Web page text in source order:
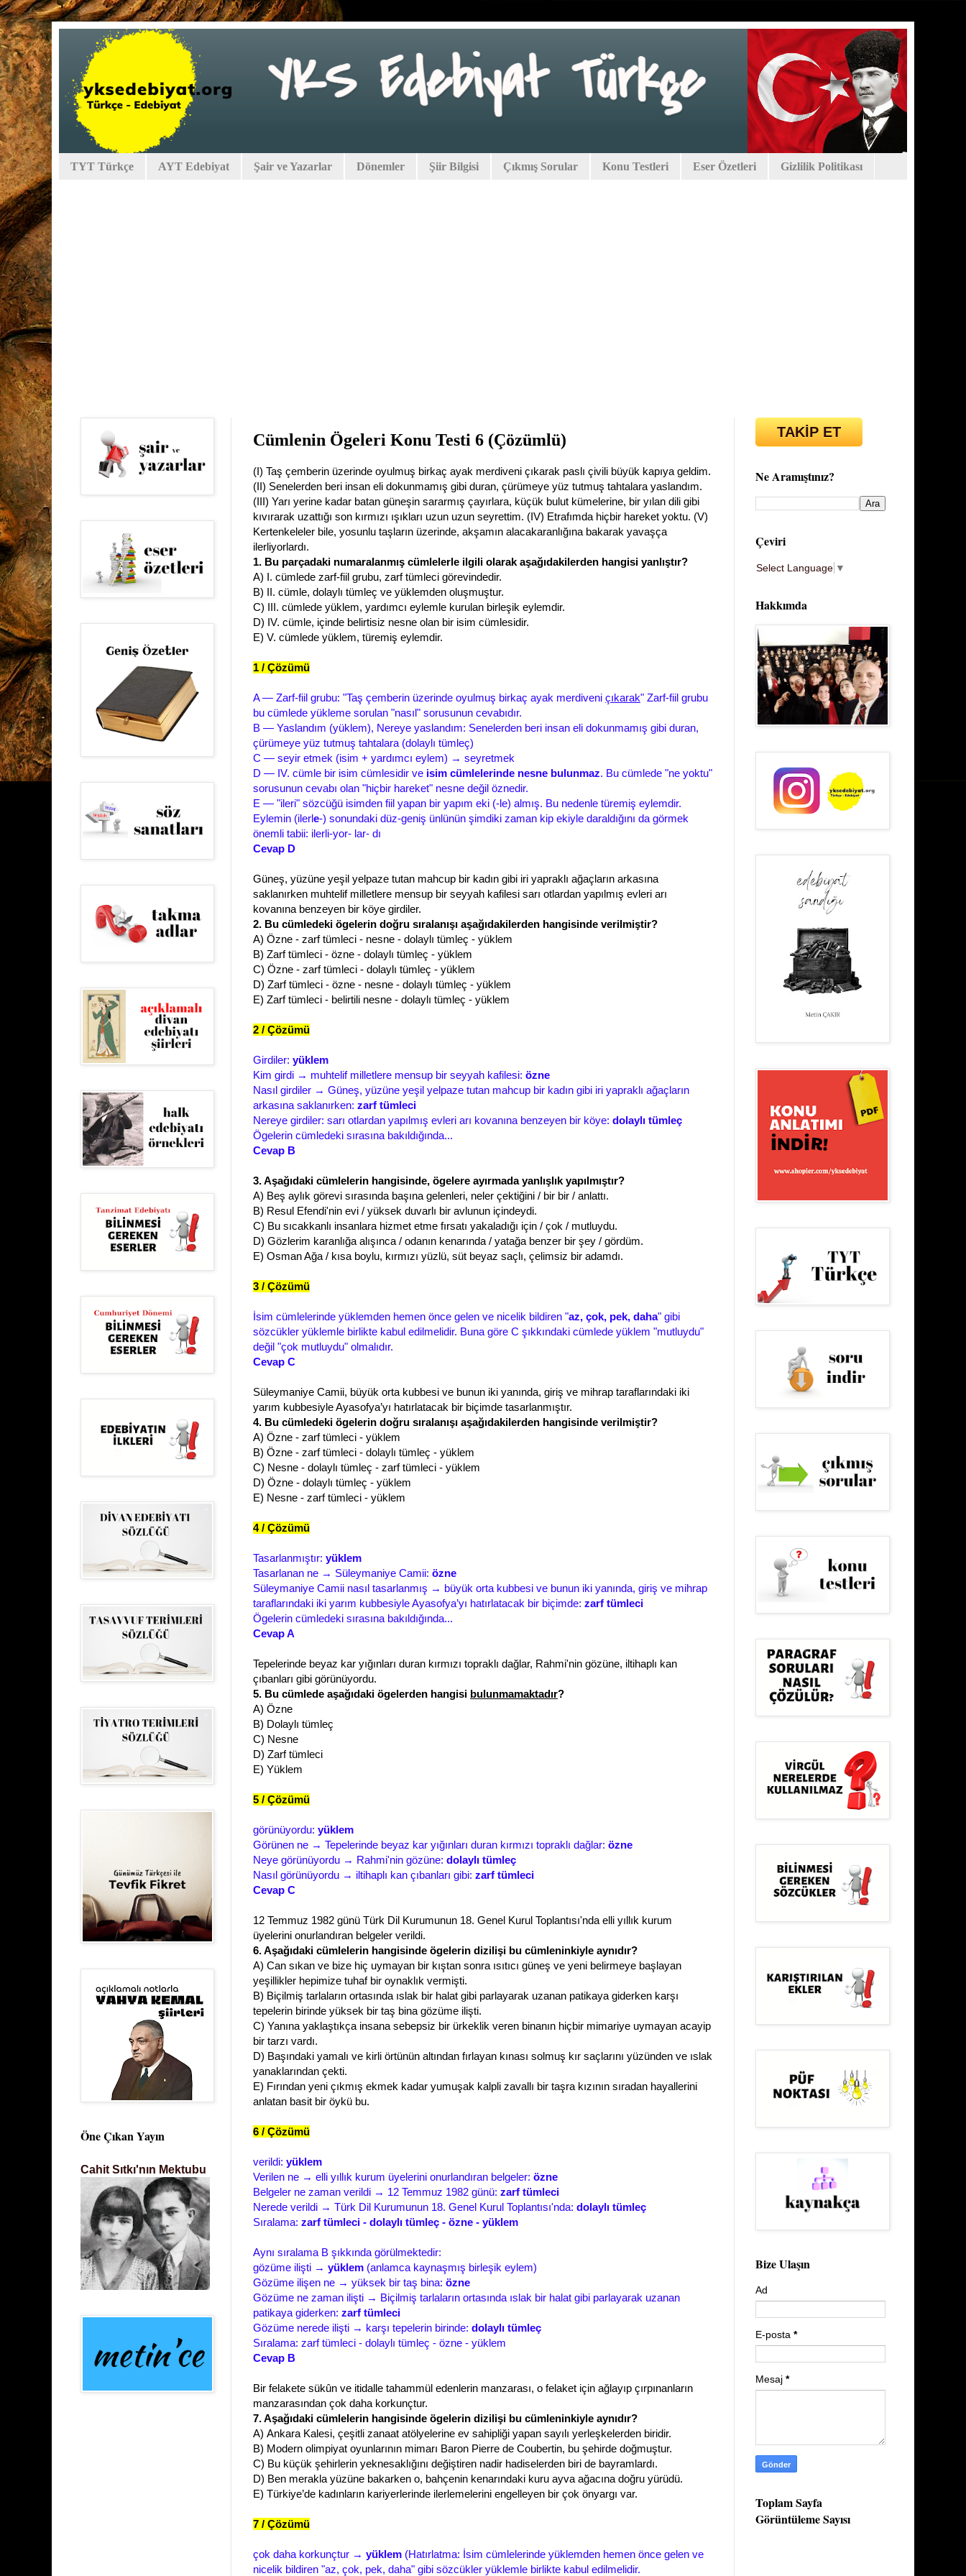
TYT Türkçe AYT Edebiyat Şair ve Yazarlar Dönemler Şiir Bilgisi Çıkmış Sorular Konu Testleri Eser Özetleri Gizlilik Politikası
Cümlenin Ögeleri Konu Testi 6 (Çözümlü)
(I) Taş çemberin üzerinde oyulmuş birkaç ayak merdiveni çıkarak paslı çivili büyük kapıya geldim.
(II) Senelerden beri insan eli dokunmamış gibi duran, çürümeye yüz tutmuş tahtalara yaslandım.
(III) Yarı yerine kadar batan güneşin sararmış çayırlara, küçük bulut kümelerine, bir yılan dili gibi
kıvırarak uzattığı son kırmızı ışıkları uzun uzun seyrettim. (IV) Etrafımda hiçbir hareket yoktu. (V)
Kertenkeleler bile, yosunlu taşların üzerinde, akşamın alacakaranlığına bakarak yavaşça
ilerliyorlardı.
1. Bu parçadaki numaralanmış cümlelerle ilgili olarak aşağıdakilerden hangisi yanlıştır?
A) I. cümlede zarf-fiil grubu, zarf tümleci görevindedir.
B) II. cümle, dolaylı tümleç ve yüklemden oluşmuştur.
C) III. cümlede yüklem, yardımcı eylemle kurulan birleşik eylemdir.
D) IV. cümle, içinde belirtisiz nesne olan bir isim cümlesidir.
E) V. cümlede yüklem, türemiş eylemdir.
1 / Çözümü
A — Zarf-fiil grubu: "Taş çemberin üzerinde oyulmuş birkaç ayak merdiveni çıkarak" Zarf-fiil grubu
bu cümlede yükleme sorulan "nasıl" sorusunun cevabıdır.
B — Yaslandım (yüklem), Nereye yaslandım: Senelerden beri insan eli dokunmamış gibi duran,
çürümeye yüz tutmuş tahtalara (dolaylı tümleç)
C — seyir etmek (isim + yardımcı eylem) → seyretmek
D — IV. cümle bir isim cümlesidir ve isim cümlelerinde nesne bulunmaz. Bu cümlede "ne yoktu"
sorusunun cevabı olan "hiçbir hareket" nesne değil öznedir.
E — "ileri" sözcüğü isimden fiil yapan bir yapım eki (-le) almış. Bu nedenle türemiş eylemdir.
Eylemin (ilerle-) sonundaki düz-geniş ünlünün şimdiki zaman kip ekiyle daraldığını da görmek
önemli tabii: ilerli-yor- lar- dı
Cevap D
Güneş, yüzüne yeşil yelpaze tutan mahcup bir kadın gibi iri yapraklı ağaçların arkasına
saklanırken muhtelif milletlere mensup bir seyyah kafilesi sarı otlardan yapılmış evleri arı
kovanına benzeyen bir köye girdiler.
2. Bu cümledeki ögelerin doğru sıralanışı aşağıdakilerden hangisinde verilmiştir?
A) Özne - zarf tümleci - nesne - dolaylı tümleç - yüklem
B) Zarf tümleci - özne - dolaylı tümleç - yüklem
C) Özne - zarf tümleci - dolaylı tümleç - yüklem
D) Zarf tümleci - özne - nesne - dolaylı tümleç - yüklem
E) Zarf tümleci - belirtili nesne - dolaylı tümleç - yüklem
2 / Çözümü
Girdiler: yüklem
Kim girdi → muhtelif milletlere mensup bir seyyah kafilesi: özne
Nasıl girdiler → Güneş, yüzüne yeşil yelpaze tutan mahcup bir kadın gibi iri yapraklı ağaçların
arkasına saklanırken: zarf tümleci
Nereye girdiler: sarı otlardan yapılmış evleri arı kovanına benzeyen bir köye: dolaylı tümleç
Ögelerin cümledeki sırasına bakıldığında...
Cevap B
3. Aşağıdaki cümlelerin hangisinde, ögelere ayırmada yanlışlık yapılmıştır?
A) Beş aylık görevi sırasında başına gelenleri, neler çektiğini / bir bir / anlattı.
B) Resul Efendi'nin evi / yüksek duvarlı bir avlunun içindeydi.
C) Bu sıcakkanlı insanlara hizmet etme fırsatı yakaladığı için / çok / mutluydu.
D) Gözlerim karanlığa alışınca / odanın kenarında / yatağa benzer bir şey / gördüm.
E) Osman Ağa / kısa boylu, kırmızı yüzlü, süt beyaz saçlı, çelimsiz bir adamdı.
3 / Çözümü
İsim cümlelerinde yüklemden hemen önce gelen ve nicelik bildiren "az, çok, pek, daha" gibi
sözcükler yüklemle birlikte kabul edilmelidir. Buna göre C şıkkındaki cümlede yüklem "mutluydu"
değil "çok mutluydu" olmalıdır.
Cevap C
Süleymaniye Camii, büyük orta kubbesi ve bunun iki yanında, giriş ve mihrap taraflarındaki iki
yarım kubbesiyle Ayasofya’yı hatırlatacak bir biçimde tasarlanmıştır.
4. Bu cümledeki ögelerin doğru sıralanışı aşağıdakilerden hangisinde verilmiştir?
A) Özne - zarf tümleci - yüklem
B) Özne - zarf tümleci - dolaylı tümleç - yüklem
C) Nesne - dolaylı tümleç - zarf tümleci - yüklem
D) Özne - dolaylı tümleç - yüklem
E) Nesne - zarf tümleci - yüklem
4 / Çözümü
Tasarlanmıştır: yüklem
Tasarlanan ne → Süleymaniye Camii: özne
Süleymaniye Camii nasıl tasarlanmış → büyük orta kubbesi ve bunun iki yanında, giriş ve mihrap
taraflarındaki iki yarım kubbesiyle Ayasofya’yı hatırlatacak bir biçimde: zarf tümleci
Ögelerin cümledeki sırasına bakıldığında...
Cevap A
Tepelerinde beyaz kar yığınları duran kırmızı topraklı dağlar, Rahmi'nin gözüne, iltihaplı kan
çıbanları gibi görünüyordu.
5. Bu cümlede aşağıdaki ögelerden hangisi bulunmamaktadır?
A) Özne
B) Dolaylı tümleç
C) Nesne
D) Zarf tümleci
E) Yüklem
5 / Çözümü
görünüyordu: yüklem
Görünen ne → Tepelerinde beyaz kar yığınları duran kırmızı topraklı dağlar: özne
Neye görünüyordu → Rahmi'nin gözüne: dolaylı tümleç
Nasıl görünüyordu → iltihaplı kan çıbanları gibi: zarf tümleci
Cevap C
12 Temmuz 1982 günü Türk Dil Kurumunun 18. Genel Kurul Toplantısı'nda elli yıllık kurum
üyelerini onurlandıran belgeler verildi.
6. Aşağıdaki cümlelerin hangisinde ögelerin dizilişi bu cümleninkiyle aynıdır?
A) Can sıkan ve bize hiç uymayan bir kıştan sonra ısıtıcı güneş ve yeni belirmeye başlayan
yeşillikler hepimize tuhaf bir oynaklık vermişti.
B) Biçilmiş tarlaların ortasında ıslak bir halat gibi parlayarak uzanan patikaya giderken karşı
tepelerin birinde yüksek bir taş bina gözüme ilişti.
C) Yanına yaklaştıkça insana sebepsiz bir ürkeklik veren binanın hiçbir mimariye uymayan acayip
bir tarzı vardı.
D) Başındaki yamalı ve kirli örtünün altından fırlayan kınası solmuş kır saçlarını yüzünden ve ıslak
yanaklarından çekti.
E) Fırından yeni çıkmış ekmek kadar yumuşak kalpli zavallı bir taşra kızının sıradan hayallerini
anlatan basit bir öykü bu.
6 / Çözümü
verildi: yüklem
Verilen ne → elli yıllık kurum üyelerini onurlandıran belgeler: özne
Belgeler ne zaman verildi → 12 Temmuz 1982 günü: zarf tümleci
Nerede verildi → Türk Dil Kurumunun 18. Genel Kurul Toplantısı'nda: dolaylı tümleç
Sıralama: zarf tümleci - dolaylı tümleç - özne - yüklem
Aynı sıralama B şıkkında görülmektedir:
gözüme ilişti → yüklem (anlamca kaynaşmış birleşik eylem)
Gözüme ilişen ne → yüksek bir taş bina: özne
Gözüme ne zaman ilişti → Biçilmiş tarlaların ortasında ıslak bir halat gibi parlayarak uzanan
patikaya giderken: zarf tümleci
Gözüme nerede ilişti → karşı tepelerin birinde: dolaylı tümleç
Sıralama: zarf tümleci - dolaylı tümleç - özne - yüklem
Cevap B
Bir felakete sükûn ve itidalle tahammül edenlerin manzarası, o felaket için ağlayıp çırpınanların
manzarasından çok daha korkunçtur.
7. Aşağıdaki cümlelerin hangisinde ögelerin dizilişi bu cümleninkiyle aynıdır?
A) Ankara Kalesi, çeşitli zanaat atölyelerine ev sahipliği yapan sayılı yerleşkelerden biridir.
B) Modern olimpiyat oyunlarının mimarı Baron Pierre de Coubertin, bu şehirde doğmuştur.
C) Bu küçük şehirlerin yeknesaklığını değiştiren nadir hadiselerden biri de bayramlardı.
D) Ben merakla yüzüne bakarken o, bahçenin kenarındaki kuru ayva ağacına doğru yürüdü.
E) Türkiye’de kadınların kariyerlerinde ilerlemelerini engelleyen bir çok önyargı var.
7 / Çözümü
çok daha korkunçtur → yüklem (Hatırlatma: İsim cümlelerinde yüklemden hemen önce gelen ve
nicelik bildiren "az, çok, pek, daha" gibi sözcükler yüklemle birlikte kabul edilmelidir.
Öne Çıkan Yayın
Cahit Sıtkı'nın Mektubu
TAKİP ET
Ne Aramıştınız?
Çeviri
Select Language ▼
Hakkımda
Bize Ulaşın
Ad
E-posta *
Mesaj *
Toplam Sayfa
Görüntüleme Sayısı